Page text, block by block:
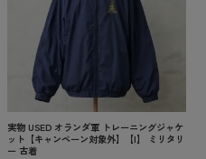
実物 USED オランダ軍 トレーニングジャケ
ット【キャンペーン対象外】【I】 ミリタリ
ー 古着